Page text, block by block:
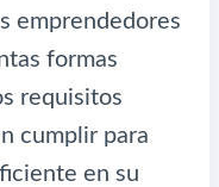
emprendedores
formas
requisitos
cumplir para
en su